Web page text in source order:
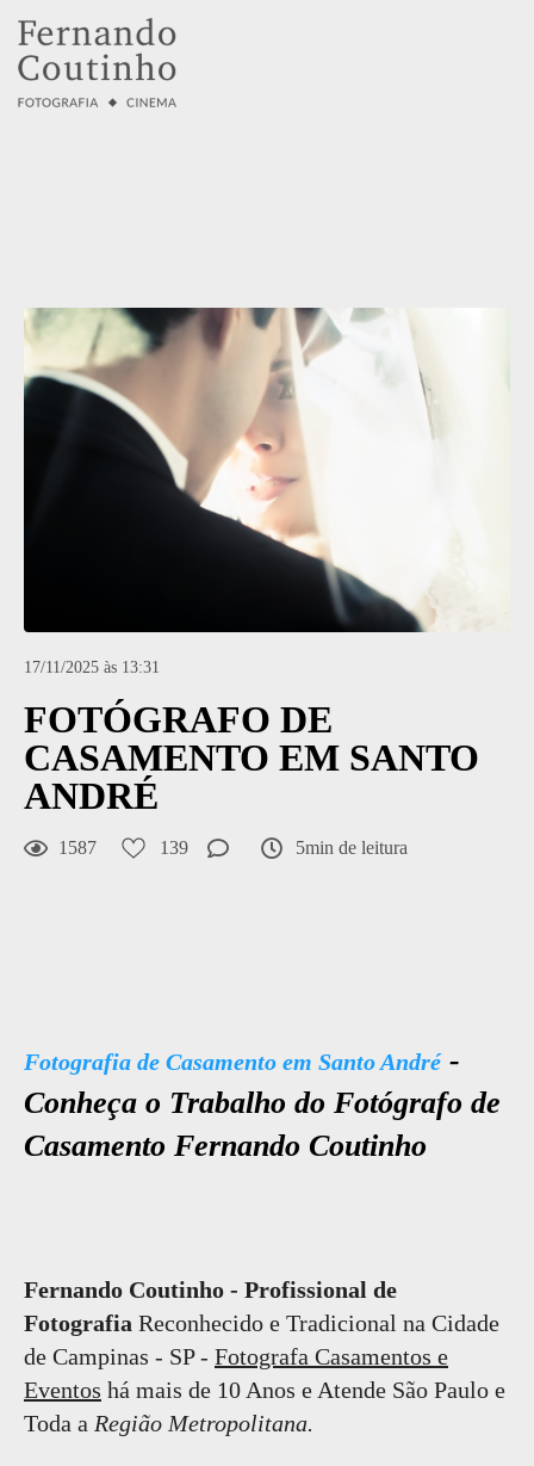
17/11/2025 às 13:31
FOTÓGRAFO DE
CASAMENTO EM SANTO
ANDRÉ
1587 139 5min de leitura
Fotografia de Casamento em Santo André-
Conheça o Trabalho do Fotógrafo de
Casamento Fernando Coutinho
Fernando Coutinho - Profissional de
Fotografia Reconhecido e Tradicional na Cidade
de Campinas - SP - Fotografa Casamentos e
Eventos há mais de 10 Anos e Atende São Paulo e
Toda a Região Metropolitana.